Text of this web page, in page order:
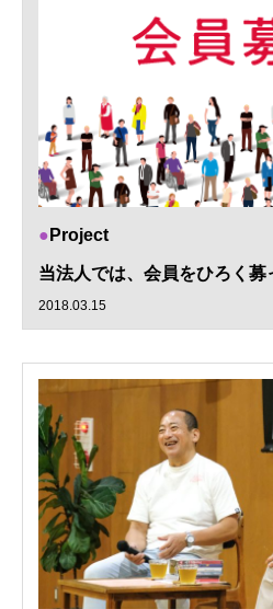
Project
当法人では、会員をひろく募
2018.03.15